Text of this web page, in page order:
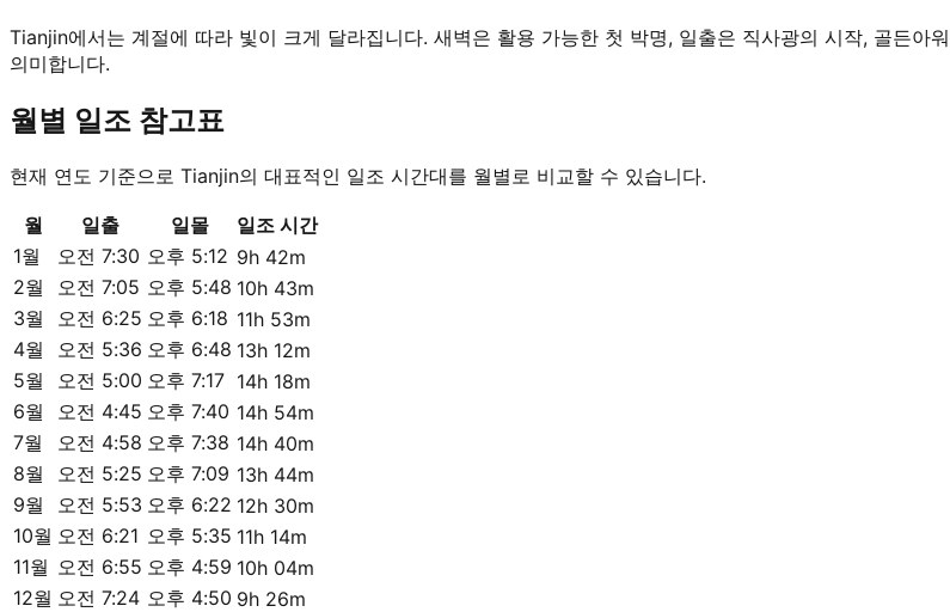
Tianjin에서는 계절에 따라 빛이 크게 달라집니다. 새벽은 활용 가능한 첫 박명, 일출은 직사광의 시작, 골든아
의미합니다.
월별 일조 참고표
현재 연도 기준으로 Tianjin의 대표적인 일조 시간대를 월별로 비교할 수 있습니다.
월 일출 일몰
일조 시간
1월
오전 7:30 오후 5:12 9h 42m
2월
오전 7:05 오후 5:48 10h 43m
3월
오전 6:25 오후 6:18 11h 53m
4월
오전 5:36 오후 6:48 13h 12m
5월
오전 5:00 오후 7:17 14h 18m
6월
오전 4:45 오후 7:40 14h 54m
7월
오전 4:58 오후 7:38 14h 40m
8월
오전 5:25 오후 7:09 13h 44m
9월
오전 5:53 오후 6:22 12h 30m
10월 오전 6:21 오후 5:35 11h 14m
11월 오전 6:55 오후 4:59 10h 04m
12월 오전 7:24 오후 4:50 9h 26m